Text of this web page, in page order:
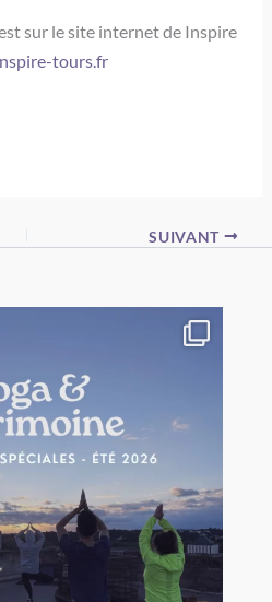
sur le site internet de Inspire
tours.fr
SUIVANT